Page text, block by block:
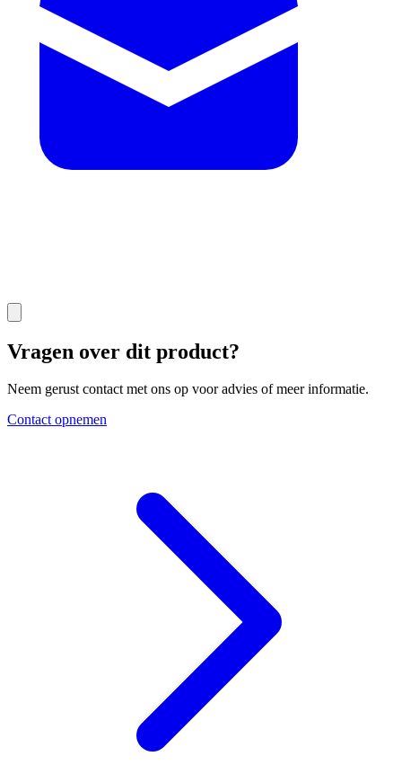
Vragen over dit product?
Neem gerust contact met ons op voor advies of meer informatie.
Contact opnemen